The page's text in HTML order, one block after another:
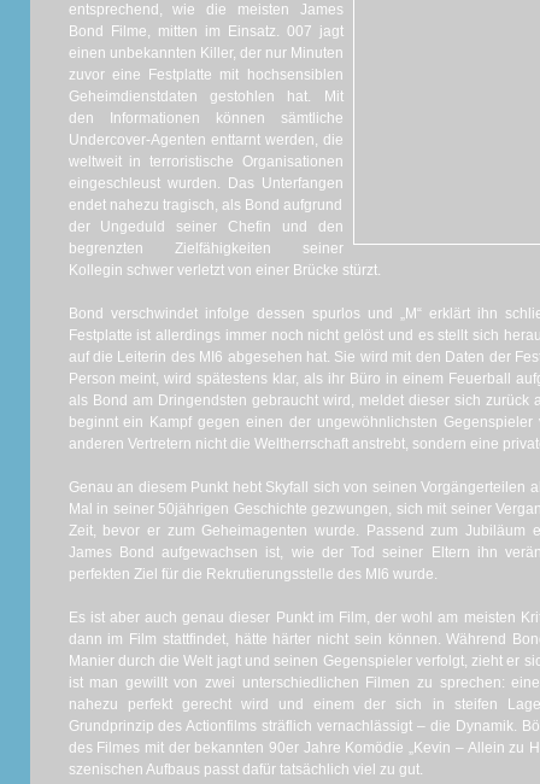
entsprechend, wie die meisten James
Bond Filme, mitten im Einsatz. 007 jagt
einen unbekannten Killer, der nur Minuten
zuvor eine Festplatte mit hochsensiblen
Geheimdienstdaten gestohlen hat. Mit
den Informationen können sämtliche
Undercover-Agenten enttarnt werden, die
weltweit in terroristische Organisationen
eingeschleust wurden. Das Unterfangen
endet nahezu tragisch, als Bond aufgrund
der Ungeduld seiner Chefin und den
begrenzten Zielfähigkeiten seiner
Kollegin schwer verletzt von einer Brücke stürzt.
Bond verschwindet infolge dessen spurlos und „M“ erklärt ihn
Festplatte ist allerdings immer noch nicht gelöst und es stellt sich
auf die Leiterin des MI6 abgesehen hat. Sie wird mit den Daten der
Person meint, wird spätestens klar, als ihr Büro in einem Feuerball
als Bond am Dringendsten gebraucht wird, meldet dieser sich zurück
beginnt ein Kampf gegen einen der ungewöhnlichsten
anderen Vertretern nicht die Weltherrschaft anstrebt, sondern eine
Genau an diesem Punkt hebt Skyfall sich von seinen Vorgängerteilen
Mal in seiner 50jährigen Geschichte gezwungen, sich mit seiner
Zeit, bevor er zum Geheimagenten wurde. Passend zum Jubiläum
James Bond aufgewachsen ist, wie der Tod seiner Eltern ihn
perfekten Ziel für die Rekrutierungsstelle des MI6 wurde.
Es ist aber auch genau dieser Punkt im Film, der wohl am meisten
dann im Film stattfindet, hätte härter nicht sein können. Während
Manier durch die Welt jagt und seinen Gegenspieler verfolgt, zieht er
ist man gewillt von zwei unterschiedlichen Filmen zu sprechen:
nahezu perfekt gerecht wird und einem der sich in steifen
Grundprinzip des Actionfilms sträflich vernachlässigt – die Dynamik.
des Filmes mit der bekannten 90er Jahre Komödie „Kevin – Allein zu
szenischen Aufbaus passt dafür tatsächlich viel zu gut.